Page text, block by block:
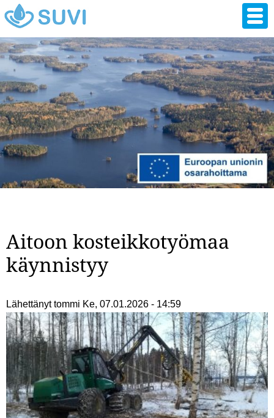
Hyppää
pääsisältöön
Aitoon kosteikkotyömaa
käynnistyy
Lähettänyttommi Ke, 07.01.2026 - 14:59